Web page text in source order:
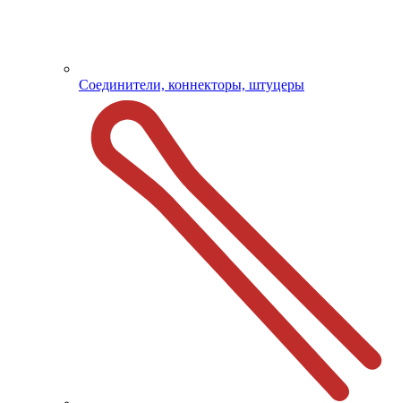
Соединители, коннекторы, штуцеры